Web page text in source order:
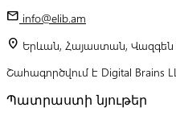
mail info@elib.am
location_on Երևան, Հայաստան, Վազգեն
Շահագործվում է Digital Brains
Պատրաստի նյութեր